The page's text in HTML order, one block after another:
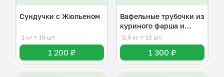
Сундучки с Жюльеном
1 кг ≈ 16 шт.
1 200 ₽
Вафельные трубочки из
куриного фарша и
Грибов
0,9 кг ≈ 12 шт.
1 300 ₽